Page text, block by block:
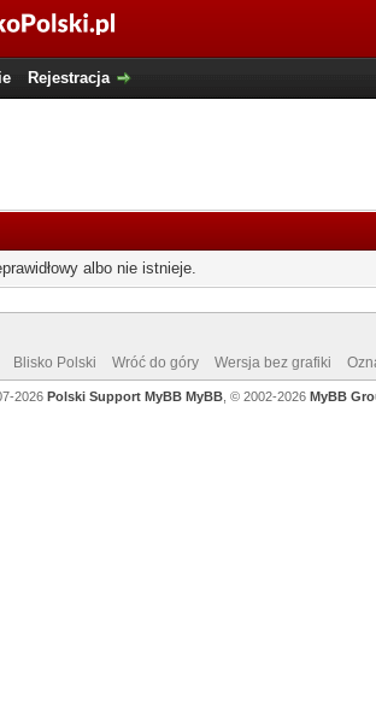
Rejestracja
albo nie istnieje.
Blisko Polski Wróć do góry Wersja bez grafiki
2026 Polski Support MyBB MyBB , © 2002-2026 MyBB